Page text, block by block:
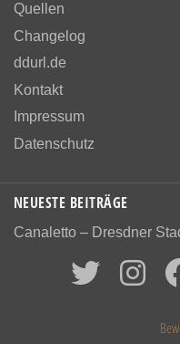
Quellen
Changelog
ddurl.de
Kontakt
Impressum
Datenschutz
NEUESTE BEITRÄGE
Canaletto – Dresdner